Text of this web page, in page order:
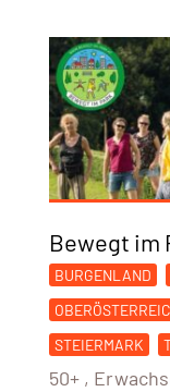
Bewegt im
BURGENLAND
STEIERMARK
50+ ,